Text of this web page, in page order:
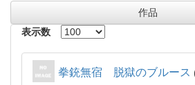
作品
表示数
拳銃無宿 脱獄のブルース